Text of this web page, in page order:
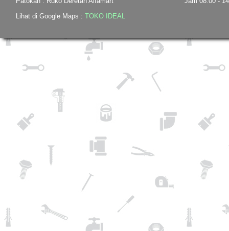
Lihat di Google Maps : TOKO IDEAL